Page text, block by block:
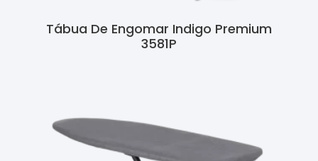
Tábua De Engomar Indigo Premium
3581P